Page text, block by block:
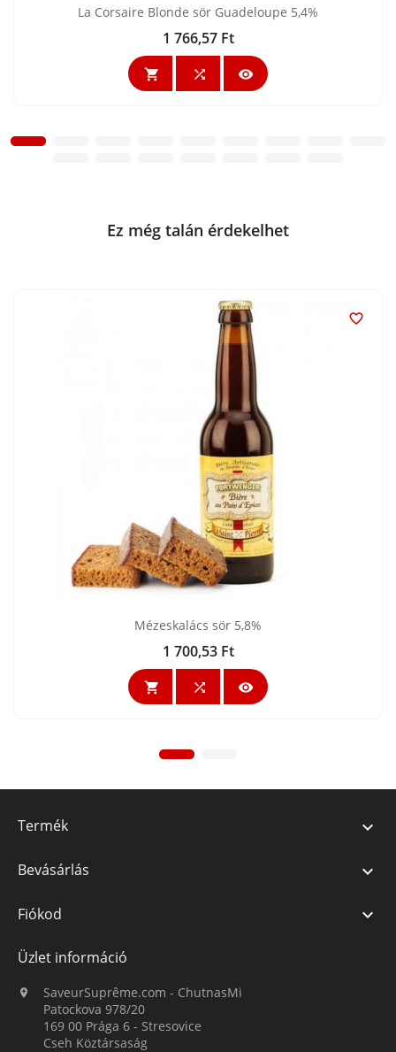
La Corsaire Blonde sör Guadeloupe 5,4%
Ár
1 766,57 Ft
  
Ez még talán érdekelhet

Mézeskalács sör 5,8%
Ár
1 700,53 Ft
  
Termék 
Bevásárlás 
Fiókod 
Üzlet információ

SaveurSuprême.com - ChutnasMi
Patockova 978/20
169 00 Prága 6 - Stresovice
Cseh Köztársaság